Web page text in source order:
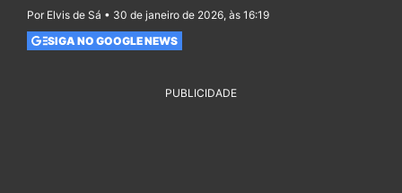
Por Elvis de Sá • 30 de janeiro de 2026, às 16:19
SIGA NO GOOGLE NEWS
PUBLICIDADE